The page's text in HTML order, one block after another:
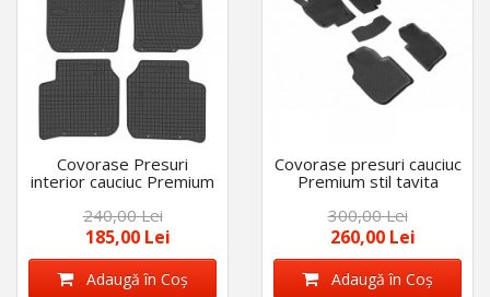
Covorase Presuri
interior cauciuc Premium
2008-2015
240,00 Lei
185,00 Lei
Adaugă în Coş
Covorase presuri cauciuc
Premium stil tavita
2015
300,00 Lei
260,00 Lei
Adaugă în Coş